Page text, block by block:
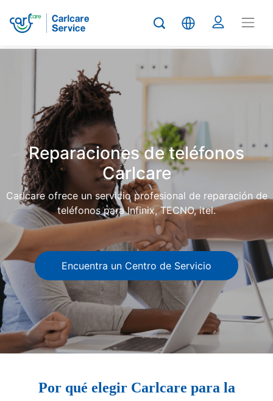
Carlcare
Phone
repair
Reparaciones de teléfonos
Carlcare
Carlcare ofrece un servicio profesional de reparación de
teléfonos para Infinix, TECNO, itel.
Encuentra un Centro de Servicio
Por qué elegir Carlcare para la